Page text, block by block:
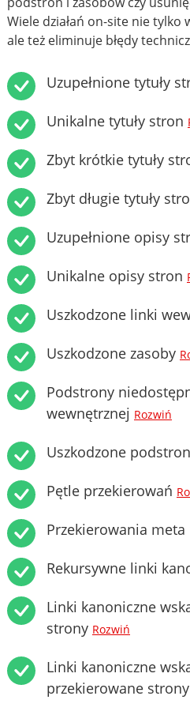
Wiele działań on-site nie tylko
ale też eliminuje błędy
Uzupełnione tytuły
Unikalne tytuły stron
Zbyt krótkie tytuły
Zbyt długie tytuły
Uzupełnione opisy
Unikalne opisy stron
Uszkodzone linki
Uszkodzone zasoby
Podstrony
wewnętrznej Rozwiń
Uszkodzone
Pętle przekierowań
Przekierowania meta
Rekursywne linki
Linki kanoniczne
strony Rozwiń
Linki kanoniczne
przekierowane strony